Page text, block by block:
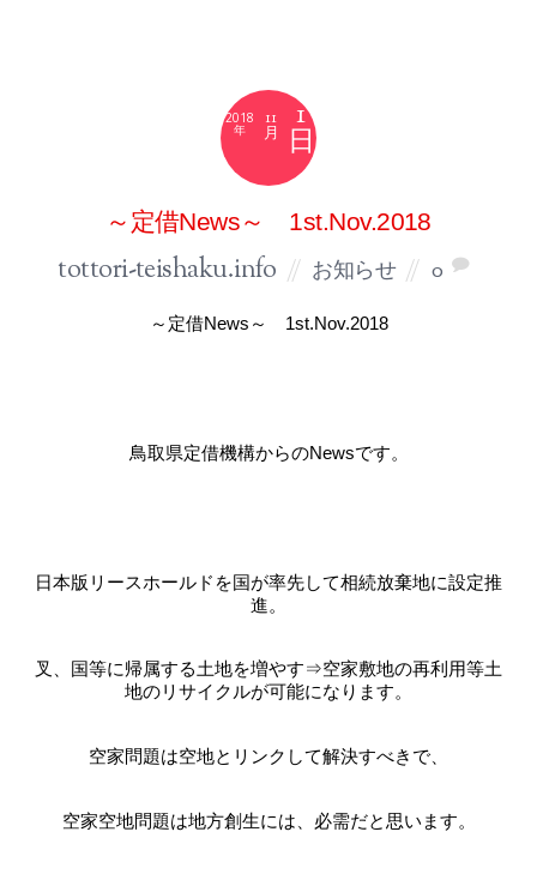
1
11
月
2018
～定借News～ 1st.Nov.2018
tottori-teishaku.info お知らせ 0
～定借News～ 1st.Nov.2018
鳥取県定借機構からのNewsです。
日本版リースホールドを国が率先して相続放棄地に設定推
進。
叉、国等に帰属する土地を増やす⇒空家敷地の再利用等土
地のリサイクルが可能になります。
空家問題は空地とリンクして解決すべきで、
空家空地問題は地方創生には、必需だと思います。